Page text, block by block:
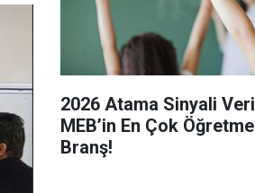
2026 Atama Sinyali
MEB’in En Çok
Branş!